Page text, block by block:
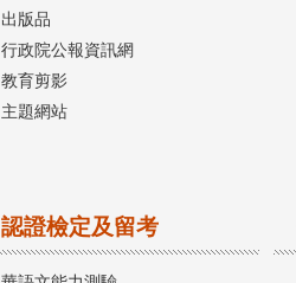
出版品
行政院公報資訊網
教育剪影
主題網站
認證檢定及留考